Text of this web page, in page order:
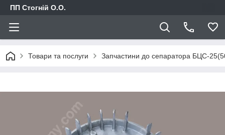
ПП Стогній О.О.
Товари та послуги Запчастини до сепаратора БЦС-